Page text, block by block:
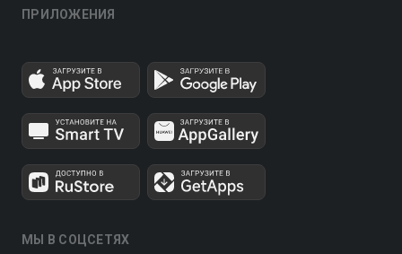
ПРИЛОЖЕНИЯ
МЫ В СОЦСЕТЯХ